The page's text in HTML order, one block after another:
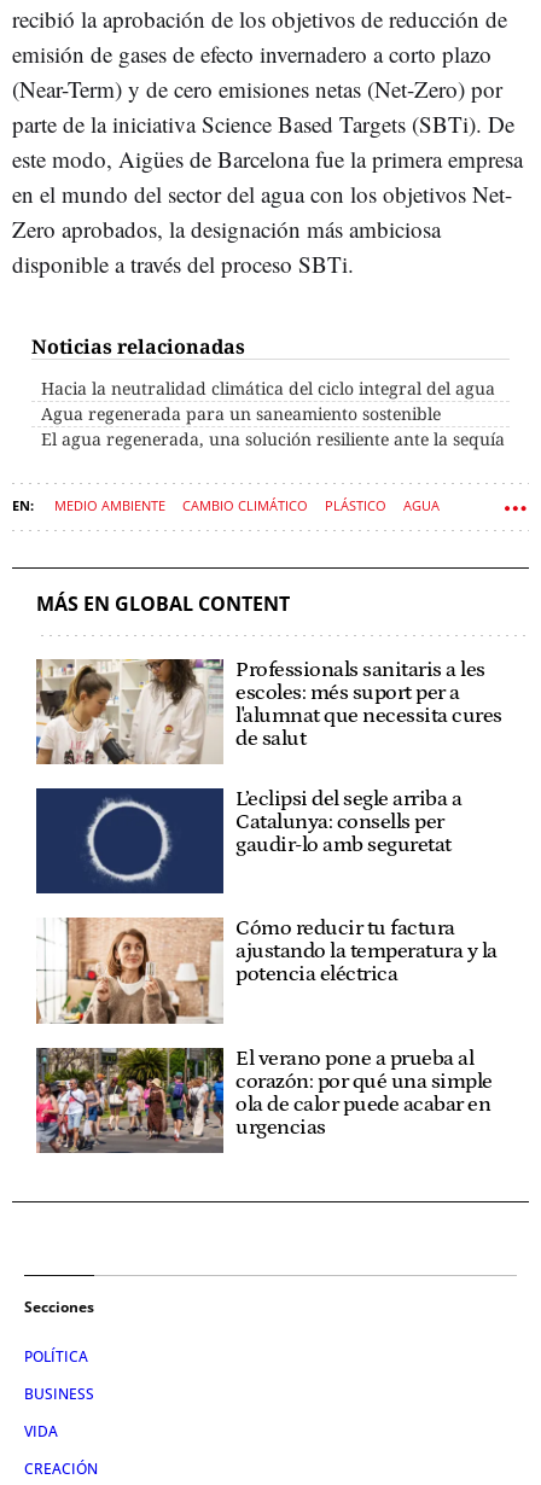
recibió la aprobación de los objetivos de reducción de
emisión de gases de efecto invernadero a corto plazo
(Near-Term) y de cero emisiones netas (Net-Zero) por
parte de la iniciativa Science Based Targets (SBTi). De
este modo, Aigües de Barcelona fue la primera empresa
en el mundo del sector del agua con los objetivos Net-
Zero aprobados, la designación más ambiciosa
disponible a través del proceso SBTi.
Noticias relacionadas
Hacia la neutralidad climática del ciclo integral del agua
Agua regenerada para un saneamiento sostenible
El agua regenerada, una solución resiliente ante la sequía
MEDIO AMBIENTE CAMBIO CLIMÁTICO PLÁSTICO AGUA
MÁS EN GLOBAL CONTENT
Professionals sanitaris a les
escoles: més suport per a
l'alumnat que necessita cures
de salut
L’eclipsi del segle arriba a
Catalunya: consells per
gaudir-lo amb seguretat
Cómo reducir tu factura
ajustando la temperatura y la
potencia eléctrica
El verano pone a prueba al
corazón: por qué una simple
ola de calor puede acabar en
urgencias
Secciones
POLÍTICA
BUSINESS
VIDA
CREACIÓN